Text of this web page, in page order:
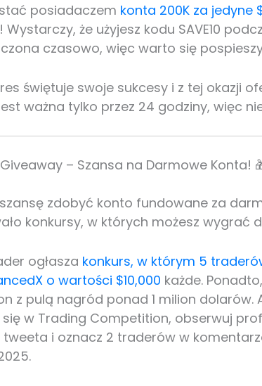
posiadaczem konta 200K za jedyne
Wystarczy, że użyjesz kodu SAVE10
czasowo, więc warto się
świętuje swoje sukcesy i z tej okazji
ważna tylko przez 24 godziny, więc
– Szansa na Darmowe Konta!
zdobyć konto fundowane za
konkursy, w których możesz wygrać
ogłasza konkurs, w którym 5
o wartości $10,000 każde.
z pulą nagród ponad 1 milion dolarów.
w Trading Competition, obserwuj
i oznacz 2 traderów w